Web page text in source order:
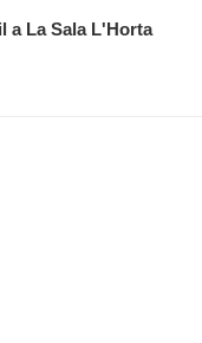
a La Sala L'Horta